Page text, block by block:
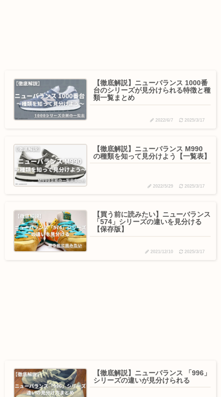
【徹底解説】ニューバランス 1000番
台のシリーズが見分けられる特徴と種
類一覧まとめ
2022/6/7 2025/3/17
【徹底解説】ニューバランス M990
の種類を知って見分けよう【一覧表】
2022/5/29 2025/3/17
【買う前に読みたい】ニューバランス
「574」シリーズの違いを見分ける
【保存版】
2021/12/10 2025/3/17
【徹底解説】ニューバランス 「996」
シリーズの違いが見分けられる